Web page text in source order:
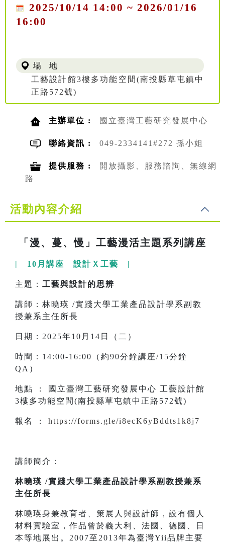
2025/10/14 14:00 ~ 2026/01/16
16:00
場 地
工藝設計館3樓多功能空間(南投縣草屯鎮中
正路572號)
主辦單位 : 國立臺灣工藝研究發展中心
聯絡資訊 : 049-2334141#272 孫小姐
提供服務 :
開放攝影、服務諮詢、無線網
路
活動內容介紹
「漫、蔓、慢」工藝漫活主題系列講座
| 10月講座 設計Ｘ工藝 |
主題： 工藝與設計的思辨
講師：林曉瑛 /實踐大學工業產品設計學系副教
授兼系主任所長
日期：2025年10月14日（二）
時間：14:00-16:00（約90分鐘講座/15分鐘
QA）
地點 : 國立臺灣工藝研究發展中心 工藝設計館
3樓多功能空間(南投縣草屯鎮中正路572號)
報名 : https://forms.gle/i8ecK6yBddts1k8j7
講師簡介：
林曉瑛 /實踐大學工業產品設計學系副教授兼系
主任所長
林曉瑛身兼教育者、策展人與設計師，設有個人
材料實驗室，作品曾於義大利、法國、德國、日
本等地展出。2007至2013年為臺灣Yii品牌主要